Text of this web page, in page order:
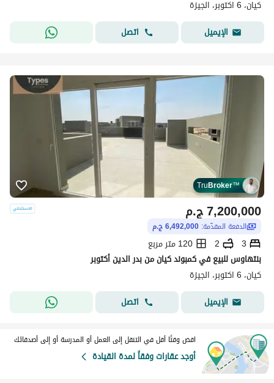
كيان، 6 اكتوبر، الجيزة
الإيميل
اتصل
TruBroker™
ج.م7,200,000
الدفعة المقدّمة: 6,492,000 ج.م
3
2
120 متر مربع
بنتهاوس للبيع في كمبوند كيان من بدر الدين أكتوبر
كيان، 6 اكتوبر، الجيزة
الإيميل
اتصل
اقض وقتًا أقل في التنقل إلى العمل أو المدرسة أو إلى أصدقائك
أوجد عقارات وفقاً لمدة القيادة